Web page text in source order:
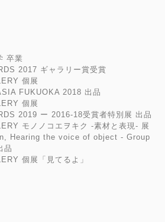
卒業
2017 ギャラリー賞受賞
個展
FUKUOKA 2018 出品
個展
2019 ー 2016-18受賞者特別展 出品
モノノコエヲキク -素材と表現- 展
Hearing the voice of object - Group
品
個展「見てるよ」